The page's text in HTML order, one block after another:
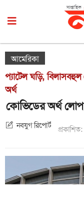
আমেরিকা
প্যাটেল ঘড়ি,
অর্থ
কোভিডের অর্থ
নবযুগ রিপোর্ট